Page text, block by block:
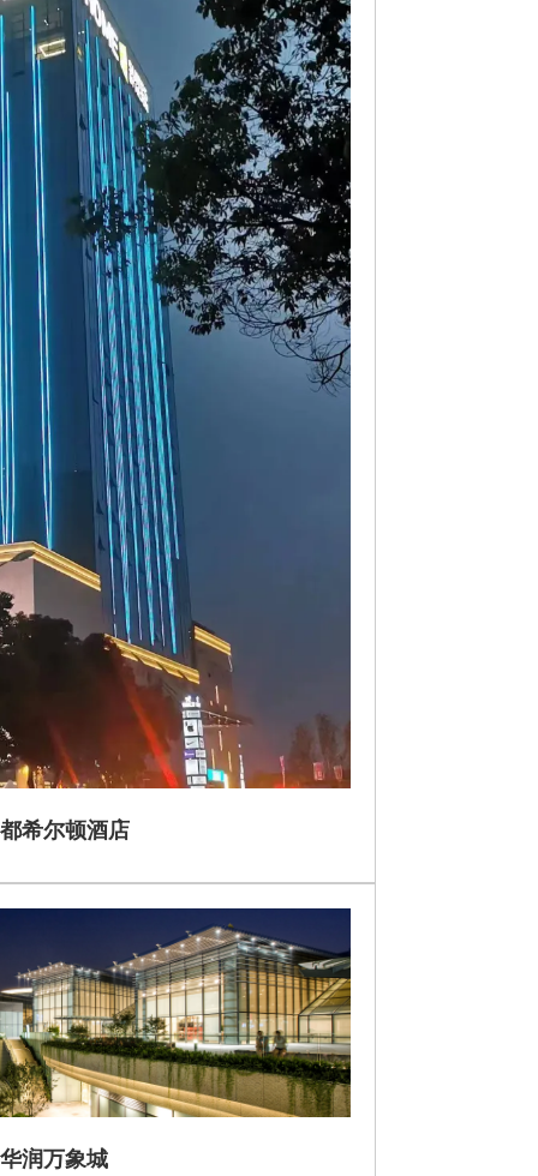
希尔顿酒店
华润万象城